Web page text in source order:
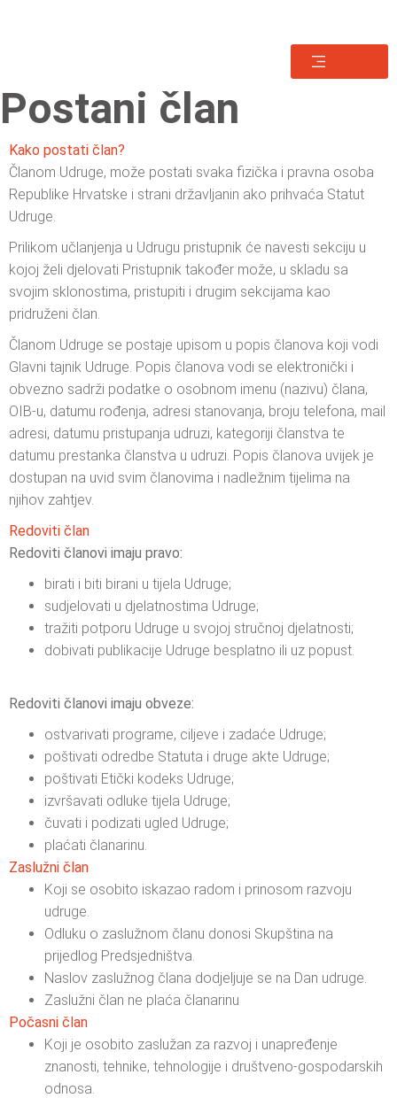
Postani član
Kako postati član?
Članom Udruge, može postati svaka fizička i pravna osoba
Republike Hrvatske i strani državljanin ako prihvaća Statut
Udruge.
Prilikom učlanjenja u Udrugu pristupnik će navesti sekciju u
kojoj želi djelovati Pristupnik također može, u skladu sa
svojim sklonostima, pristupiti i drugim sekcijama kao
pridruženi član.
Članom Udruge se postaje upisom u popis članova koji vodi
Glavni tajnik Udruge. Popis članova vodi se elektronički i
obvezno sadrži podatke o osobnom imenu (nazivu) člana,
OIB-u, datumu rođenja, adresi stanovanja, broju telefona, mail
adresi, datumu pristupanja udruzi, kategoriji članstva te
datumu prestanka članstva u udruzi. Popis članova uvijek je
dostupan na uvid svim članovima i nadležnim tijelima na
njihov zahtjev.
Redoviti član
Redoviti članovi imaju pravo:
birati i biti birani u tijela Udruge;
sudjelovati u djelatnostima Udruge;
tražiti potporu Udruge u svojoj stručnoj djelatnosti;
dobivati publikacije Udruge besplatno ili uz popust.
Redoviti članovi imaju obveze:
ostvarivati programe, ciljeve i zadaće Udruge;
poštivati odredbe Statuta i druge akte Udruge;
poštivati Etički kodeks Udruge;
izvršavati odluke tijela Udruge;
čuvati i podizati ugled Udruge;
plaćati članarinu.
Zaslužni član
Koji se osobito iskazao radom i prinosom razvoju
udruge.
Odluku o zaslužnom članu donosi Skupština na
prijedlog Predsjedništva.
Naslov zaslužnog člana dodjeljuje se na Dan udruge.
Zaslužni član ne plaća članarinu
Počasni član
Koji je osobito zaslužan za razvoj i unapređenje
znanosti, tehnike, tehnologije i društveno-gospodarskih
odnosa.